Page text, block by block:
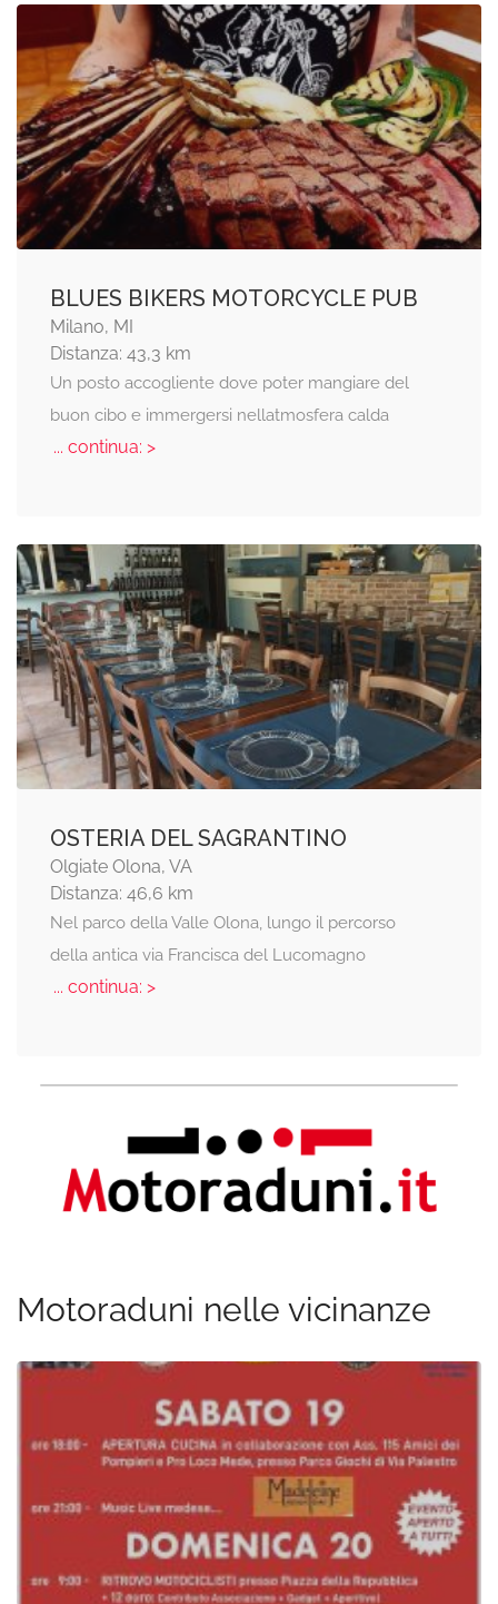
BLUES BIKERS MOTORCYCLE PUB
Milano, MI
Distanza: 43,3 km
Un posto accogliente dove poter mangiare del
buon cibo e immergersi nellatmosfera calda
... continua: >
OSTERIA DEL SAGRANTINO
Olgiate Olona, VA
Distanza: 46,6 km
Nel parco della Valle Olona, lungo il percorso
della antica via Francisca del Lucomagno
... continua: >
Motoraduni nelle vicinanze